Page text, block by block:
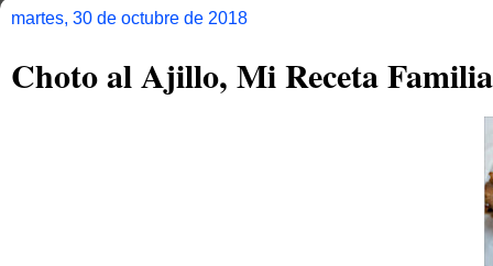
martes, 30 de octubre de 2018
Choto al Ajillo, Mi Receta